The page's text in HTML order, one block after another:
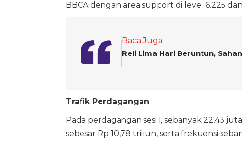
BBCA dengan area support di level 6.225
Baca Juga
Reli Lima Hari Beruntun,
Trafik Perdagangan
Pada perdagangan sesi I, sebanyak 22,43
sebesar Rp 10,78 triliun, serta frekuensi